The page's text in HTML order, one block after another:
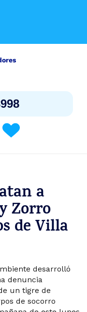
a
Zorro
de Villa
desarrolló
denuncia
un tigre de
de socorro